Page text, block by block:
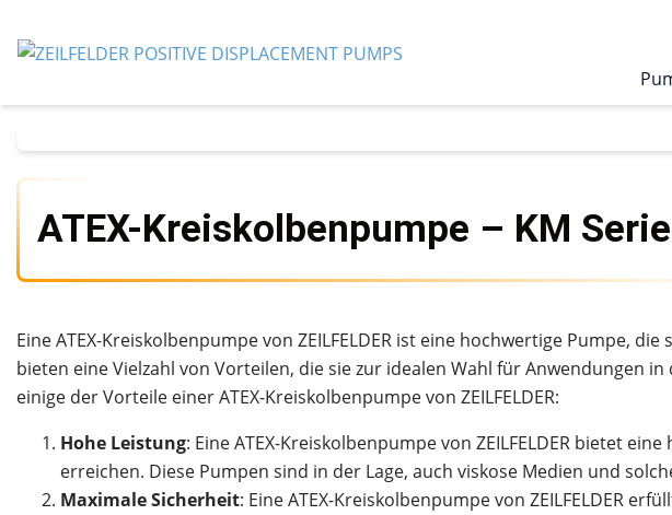
ATEX-Kreiskolbenpumpe – KM Serie
Eine ATEX-Kreiskolbenpumpe von ZEILFELDER ist eine hochwertige Pumpe,
bieten eine Vielzahl von Vorteilen, die sie zur idealen Wahl für Anwendungen
einige der Vorteile einer ATEX-Kreiskolbenpumpe von ZEILFELDER:
Hohe Leistung: Eine ATEX-Kreiskolbenpumpe von ZEILFELDER bietet
erreichen. Diese Pumpen sind in der Lage, auch viskose Medien und
Maximale Sicherheit: Eine ATEX-Kreiskolbenpumpe von ZEILFELDER